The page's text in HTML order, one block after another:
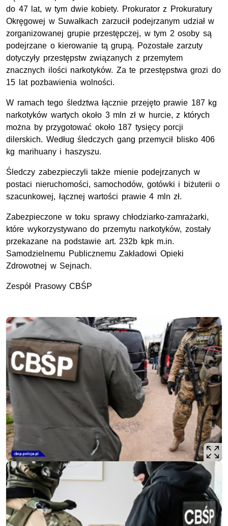
do 47 lat, w tym dwie kobiety. Prokurator z Prokuratury
Okręgowej w Suwałkach zarzucił podejrzanym udział w
zorganizowanej grupie przestępczej, w tym 2 osoby są
podejrzane o kierowanie tą grupą. Pozostałe zarzuty
dotyczyły przestępstw związanych z przemytem
znacznych ilości narkotyków. Za te przestępstwa grozi do
15 lat pozbawienia wolności.
W ramach tego śledztwa łącznie przejęto prawie 187 kg
narkotyków wartych około 3 mln zł w hurcie, z których
można by przygotować około 187 tysięcy porcji
dilerskich. Według śledczych gang przemycił blisko 406
kg marihuany i haszyszu.
Śledczy zabezpieczyli także mienie podejrzanych w
postaci nieruchomości, samochodów, gotówki i biżuterii o
szacunkowej, łącznej wartości prawie 4 mln zł.
Zabezpieczone w toku sprawy chłodziarko-zamrażarki,
które wykorzystywano do przemytu narkotyków, zostały
przekazane na podstawie art. 232b kpk m.in.
Samodzielnemu Publicznemu Zakładowi Opieki
Zdrowotnej w Sejnach.
Zespół Prasowy CBŚP